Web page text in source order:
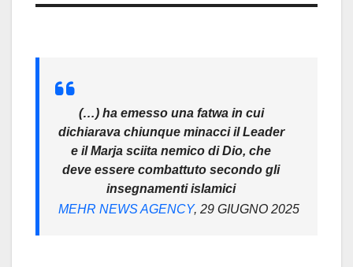
(…) ha emesso una fatwa in cui
dichiarava chiunque minacci il Leader
e il Marja sciita nemico di Dio, che
deve essere combattuto secondo gli
insegnamenti islamici
MEHR NEWS AGENCY, 29 GIUGNO 2025